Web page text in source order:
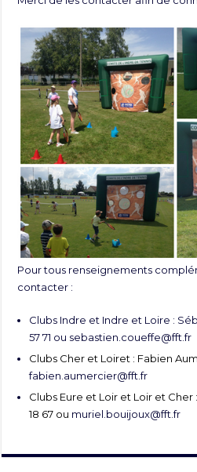
Pour tous renseignements
contacter :
Clubs Indre et Indre et Loire :
57 71 ou sebastien.coueffe@fft.fr
Clubs Cher et Loiret : Fabien
fabien.aumercier@fft.fr
Clubs Eure et Loir et Loir et Cher
18 67 ou muriel.bouijoux@fft.fr